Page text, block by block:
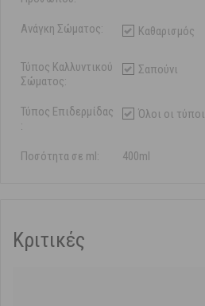
Ανάγκη Σώματος: Καθαρισμός
Τύπος Καλλυντικού
Σώματος:
Σαπούνι
Τύπος Επιδερμίδας
:
Όλοι οι τύποι
Ποσότητα σε ml: 400ml
Κριτικές